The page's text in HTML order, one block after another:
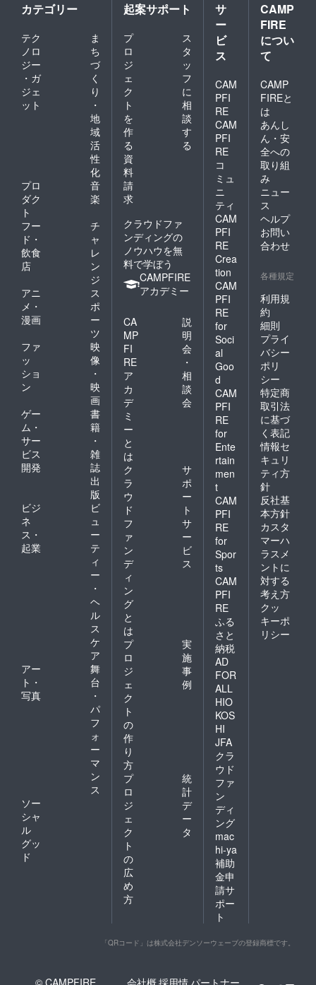
くださ
い。
日程詳
細は後
メール
にて調
しま
す。 所
要時
間：1時
間程度
物：汚
れても
良い服
装、軍
手、タ
オル等
お越し
になれ
ない場
合は、
ンマス
カット
などの
詰め合
わせを
配送し
ますの
でご相
談くだ
さい。
カテゴリー
テク
ノロ
ジー
・ガ
ジェ
ット
ま
ち
づ
く
り
・
地
域
活
性
化
プロ
ダク
ト
音
楽
フー
ド・
飲食
店
チ
ャ
レ
ン
ジ
アニ
メ・
漫画
ス
ポ
ー
ツ
ファ
ッ
ショ
ン
映
像
・
映
画
ゲー
ム・
サー
ビス
開発
書
籍
・
雑
誌
出
版
ビジ
ネ
ス・
起業
ビ
ュ
ー
テ
ィ
ー
・
ヘ
ル
ス
ケ
ア
アー
ト・
写真
舞
台
・
パ
フ
ォ
ー
マ
ン
ス
ソー
シャ
ル
グッ
ド
起案サポート
プ
ロ
ジ
ェ
ク
ト
を
作
る
ス
タ
ッ
フ
に
相
談
す
る
資
料
請
求
クラウドファ
ンディングの
ノウハウを無
料で学ぼう
CAMPFIRE
アカデミー
CA
MP
FI
RE
ア
カ
デ
ミ
ー
と
は
説
明
会
・
相
談
会
ク
ラ
ウ
ド
フ
ァ
ン
デ
ィ
ン
グ
と
は
サ
ポ
ー
ト
サ
ー
ビ
ス
プ
ロ
ジ
ェ
ク
ト
の
作
り
方
実
施
事
例
プ
ロ
ジ
ェ
ク
ト
の
広
め
方
統
計
デ
ー
タ
サ
ー
ビ
ス
CAM
PFI
RE
CAM
PFI
RE
コ
ミュ
ニ
ティ
CAM
PFI
RE
Crea
tion
CAM
PFI
RE
for
Soci
al
Goo
d
CAM
PFI
RE
for
Ente
rtain
men
t
CAM
PFI
RE
for
Spor
ts
CAM
PFI
RE
ふる
さと
納税
AD
FOR
ALL
HIO
KOS
HI
JFA
クラ
ウド
ファ
ン
ディ
ング
mac
hi-ya
補助
金申
請サ
ポー
ト
CAMP
FIRE
につい
て
CAMP
FIREと
は
あんし
ん・安
全への
取り組
み
ニュー
ス
ヘルプ
お問い
合わせ
各種規定
利用規
約
細則
プライ
バシー
ポリ
シー
特定商
取引法
に基づ
く表記
情報セ
キュリ
ティ方
針
反社基
本方針
カスタ
マーハ
ラスメ
ントに
対する
考え方
クッ
キーポ
リシー
「QRコード」は株式会社デンソーウェーブの登録商標です。